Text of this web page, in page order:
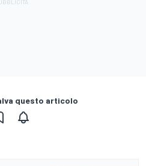
questo articolo